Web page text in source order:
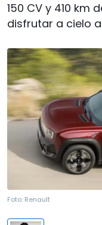
150 CV y 410
disfrutar a cielo
Foto: Renault